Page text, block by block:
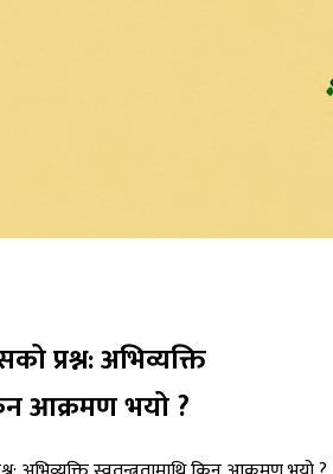
प्रश्न: अभिव्यक्ति
आक्रमण भयो ?